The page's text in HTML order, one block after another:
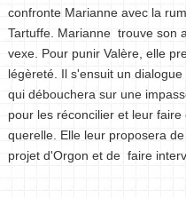
confronte Marianne avec la
Tartuffe. Marianne trouve son
vexe. Pour punir Valère, elle
légèreté. Il s'ensuit un
qui débouchera sur une
pour les réconcilier et leur
querelle. Elle leur proposera
projet d'Orgon et de faire